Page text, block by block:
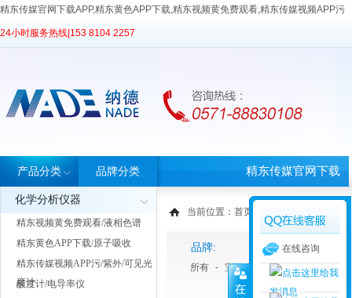
精东传媒官网下载APP,精东黄色APP下载,精东视频黄免费观看,精东传媒视频APP污
24小时服务热线| 153 8104 2257
产品分类
化学分析仪器
精东视频黄免费观看/液相色谱
精东黄色APP下载/原子吸收
精东传媒视频APP污/紫外/可见光
度计
酸度计/电导率仪
品牌分类 精东传媒官网下载
APP首页
当前位置： 首页
品牌:
所有 - 宝德仪器 - 睿科 - 天美
在线咨询